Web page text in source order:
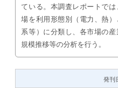
ている。本調査レポートで
場を利用形態別（電力、熱
系等）に分類し、各市場の
規模推移等の分析を行う。
発刊